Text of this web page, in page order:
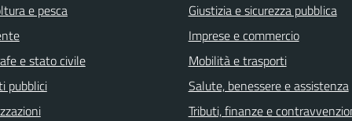
e pesca
e stato civile
pubblici
Giustizia e sicurezza pubblica
Imprese e commercio
Mobilità e trasporti
Salute, benessere e assistenza
Tributi, finanze e